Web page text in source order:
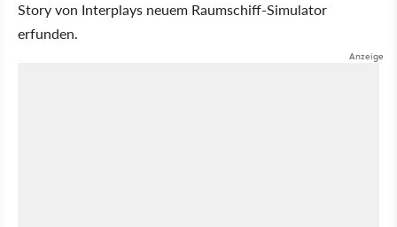
Story von Interplays neuem Raumschiff-Simulator
erfunden.